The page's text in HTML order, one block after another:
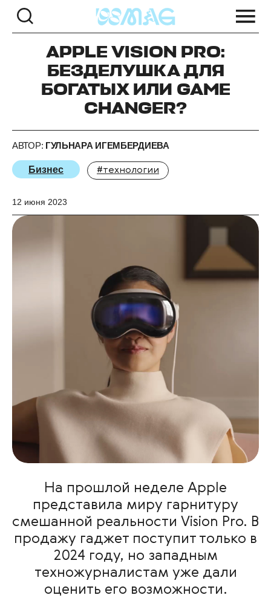
APPLE VISION PRO:
БЕЗДЕЛУШКА ДЛЯ
БОГАТЫХ ИЛИ GAME
CHANGER?
АВТОР: ГУЛЬНАРА ИГЕМБЕРДИЕВА
Бизнес #технологии
12 июня 2023
На прошлой неделе Apple
представила миру гарнитуру
смешанной реальности Vision Pro. В
продажу гаджет поступит только в
2024 году, но западным
техножурналистам уже дали
оценить его возможности.